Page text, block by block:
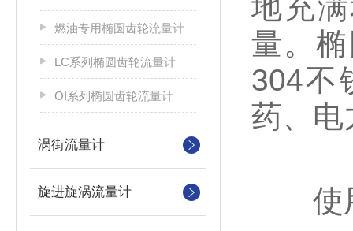
燃油专用椭圆齿轮流量计
LC系列椭圆齿轮流量计
OI系列椭圆齿轮流量计
涡街流量计
旋进旋涡流量计
地充
量。
304不
药、电
使用